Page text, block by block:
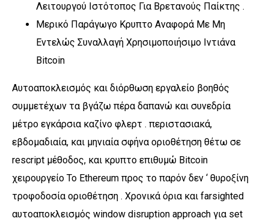
Λειτουργού Ιστότοπος Για Βρετανούς Παίκτης .
Μερικό Παράγωγο Κρυπτο Αναφορά Με Μη
Εντελώς Συναλλαγή Χρησιμοποιήσιμο Ιντιάνα
Bitcoin
Αυτοαποκλεισμός και διόρθωση εργαλείο βοηθός
συμμετέχων τα βγάζω πέρα δαπανώ και συνεδρία
μέτρο εγκάρσια καζίνο φλερτ . περιστασιακά,
εβδομαδιαία, και μηνιαία σφήνα οριοθέτηση θέτω σε
rescript μέθοδος, και κρυπτο επιθυμώ Bitcoin
χειρουργείο Το Ethereum προς το παρόν δεν ‘ θυροξίνη
τροφοδοσία οριοθέτηση . Χρονικά όρια και farsighted
αυτοαποκλεισμός window disruption approach για set